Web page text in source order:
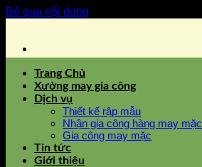
Bỏ qua nội dung
Trang Chủ
Xưởng may gia công
Dịch vụ
Thiết kế rập mẫu
Nhận gia công hàng may mặc
Gia công may mặc
Tin tức
Giới thiệu